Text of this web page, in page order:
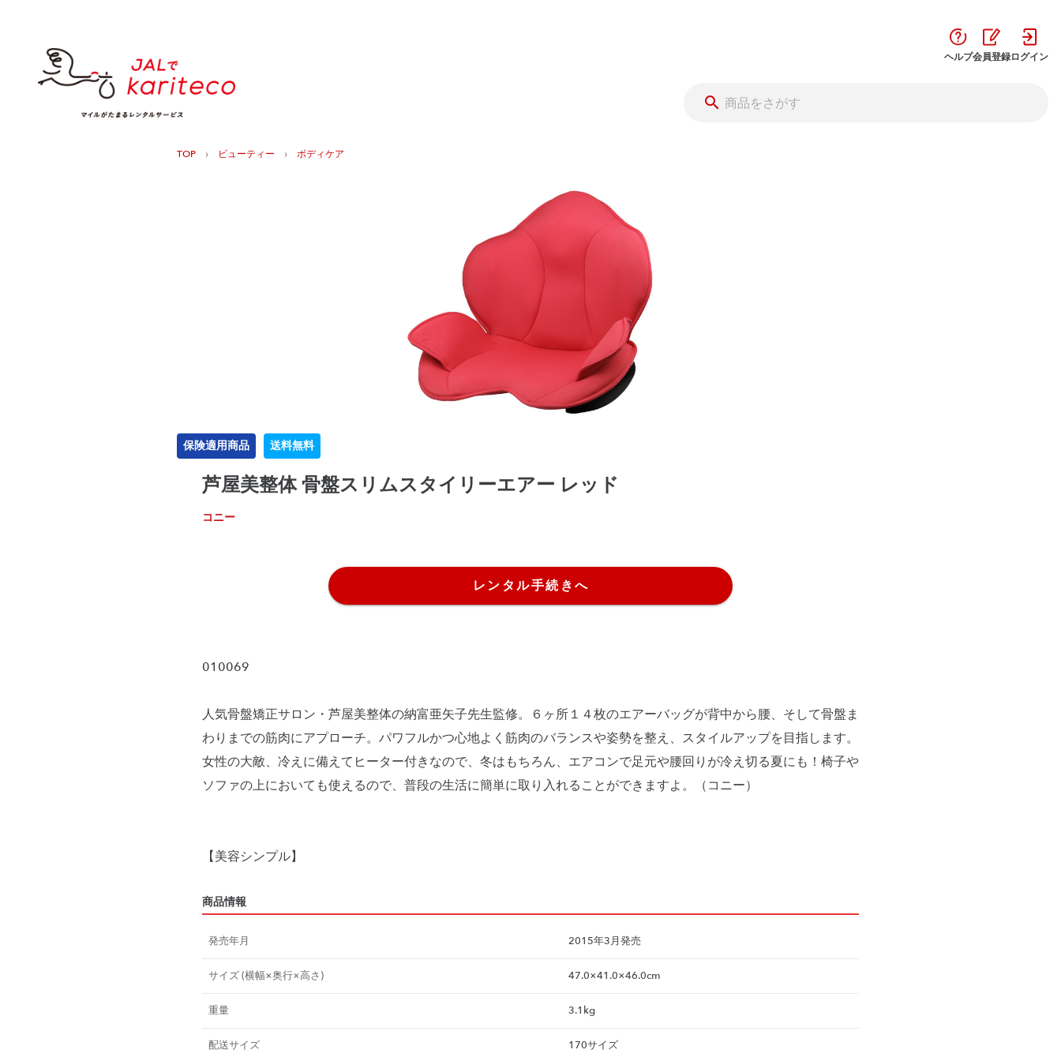
ヘルプ会員登録ログイン
TOP › ビューティー › ボディケア
保険適用商品 送料無料
芦屋美整体 骨盤スリムスタイリーエアー レッド
コニー
レンタル手続きへ
010069
人気骨盤矯正サロン・芦屋美整体の納富亜矢子先生監修。６ヶ所１４枚のエアーバッグが背中から腰、そして骨盤ま
わりまでの筋肉にアプローチ。パワフルかつ心地よく筋肉のバランスや姿勢を整え、スタイルアップを目指します。
女性の大敵、冷えに備えてヒーター付きなので、冬はもちろん、エアコンで足元や腰回りが冷え切る夏にも！椅子や
ソファの上においても使えるので、普段の生活に簡単に取り入れることができますよ。（コニー）
【美容シンプル】
商品情報
発売年月 2015年3月発売
サイズ (横幅×奥行×高さ) 47.0×41.0×46.0cm
重量 3.1kg
配送サイズ 170サイズ